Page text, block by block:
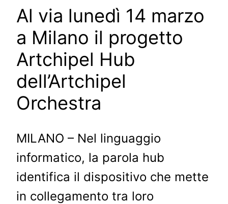
Al via lunedì 14 marzo
a Milano il progetto
Artchipel Hub
dell’Artchipel
Orchestra
MILANO – Nel linguaggio
informatico, la parola hub
identifica il dispositivo che mette
in collegamento tra loro